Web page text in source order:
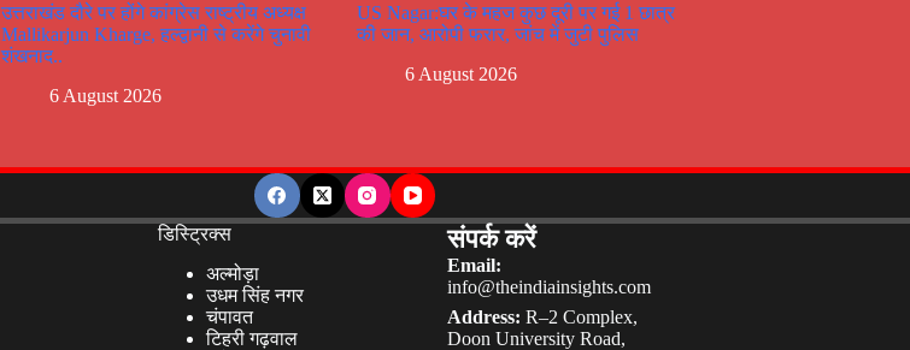
उत्तराखंड दौरे पर होंगे कांग्रेस राष्ट्रीय अध्यक्ष
Mallikarjun Kharge, हल्द्वानी से करेंगे चुनावी
शंखनाद..
6 August 2026
US Nagar:घर के महज कुछ दूरी पर गई 1 छात्र
की जान, आरोपी फरार, जांच में जुटी पुलिस
6 August 2026
डिस्ट्रिक्स
अल्मोड़ा
उधम सिंह नगर
चंपावत
टिहरी गढ़वाल
संपर्क करें
Email:
info@theindiainsights.com
Address: R–2 Complex,
Doon University Road,